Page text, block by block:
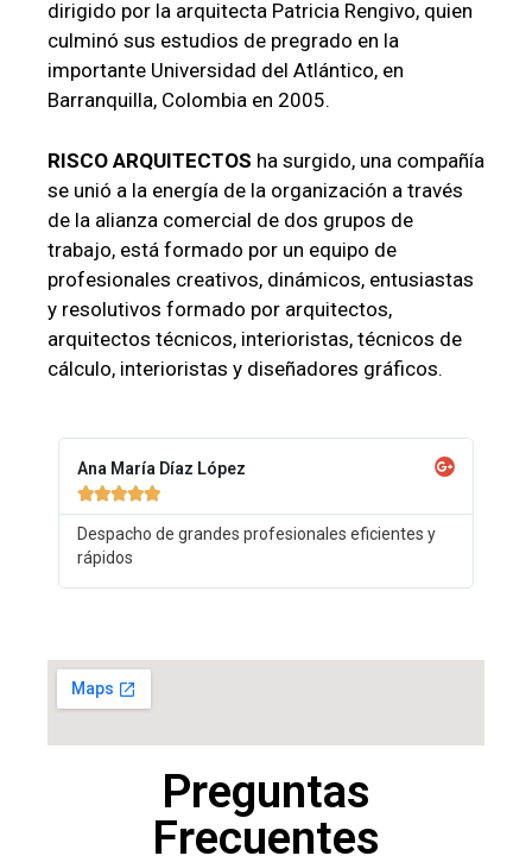
dirigido por la arquitecta Patricia Rengivo, quien
culminó sus estudios de pregrado en la
importante Universidad del Atlántico, en
Barranquilla, Colombia en 2005.
RISCO ARQUITECTOS ha surgido, una compañía
se unió a la energía de la organización a través
de la alianza comercial de dos grupos de
trabajo, está formado por un equipo de
profesionales creativos, dinámicos, entusiastas
y resolutivos formado por arquitectos,
arquitectos técnicos, interioristas, técnicos de
cálculo, interioristas y diseñadores gráficos.
Ana María Díaz López

Despacho de grandes profesionales eficientes y
rápidos
Preguntas
Frecuentes